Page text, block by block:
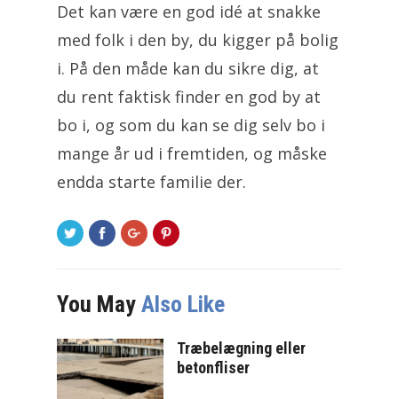
Det kan være en god idé at snakke
med folk i den by, du kigger på bolig
i. På den måde kan du sikre dig, at
du rent faktisk finder en god by at
bo i, og som du kan se dig selv bo i
mange år ud i fremtiden, og måske
endda starte familie der.
You May Also Like
Træbelægning eller
betonfliser